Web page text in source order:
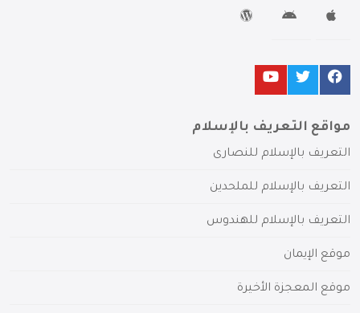
مواقع التعريف بالإسلام
التعريف بالإسلام للنصارى
التعريف بالإسلام للملحدين
التعريف بالإسلام للهندوس
موقع الإيمان
موقع المعجزة الأخيرة